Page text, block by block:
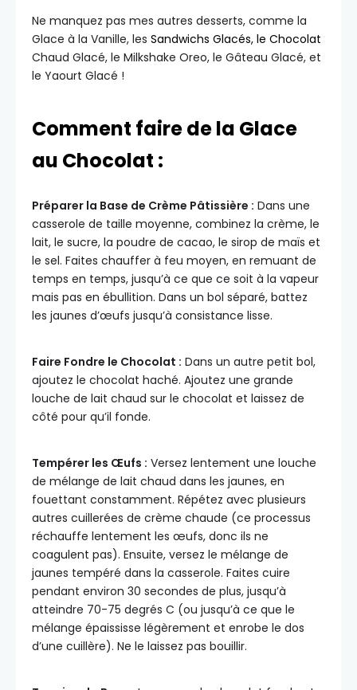
Ne manquez pas mes autres desserts, comme la
Glace à la Vanille, les Sandwichs Glacés, le Chocolat
Chaud Glacé, le Milkshake Oreo, le Gâteau Glacé, et
le Yaourt Glacé !
Comment faire de la Glace
au Chocolat :
Préparer la Base de Crème Pâtissière : Dans une
casserole de taille moyenne, combinez la crème, le
lait, le sucre, la poudre de cacao, le sirop de maïs et
le sel. Faites chauffer à feu moyen, en remuant de
temps en temps, jusqu’à ce que ce soit à la vapeur
mais pas en ébullition. Dans un bol séparé, battez
les jaunes d’œufs jusqu’à consistance lisse.
Faire Fondre le Chocolat : Dans un autre petit bol,
ajoutez le chocolat haché. Ajoutez une grande
louche de lait chaud sur le chocolat et laissez de
côté pour qu’il fonde.
Tempérer les Œufs : Versez lentement une louche
de mélange de lait chaud dans les jaunes, en
fouettant constamment. Répétez avec plusieurs
autres cuillerées de crème chaude (ce processus
réchauffe lentement les œufs, donc ils ne
coagulent pas). Ensuite, versez le mélange de
jaunes tempéré dans la casserole. Faites cuire
pendant environ 30 secondes de plus, jusqu’à
atteindre 70-75 degrés C (ou jusqu’à ce que le
mélange épaississe légèrement et enrobe le dos
d’une cuillère). Ne le laissez pas bouillir.